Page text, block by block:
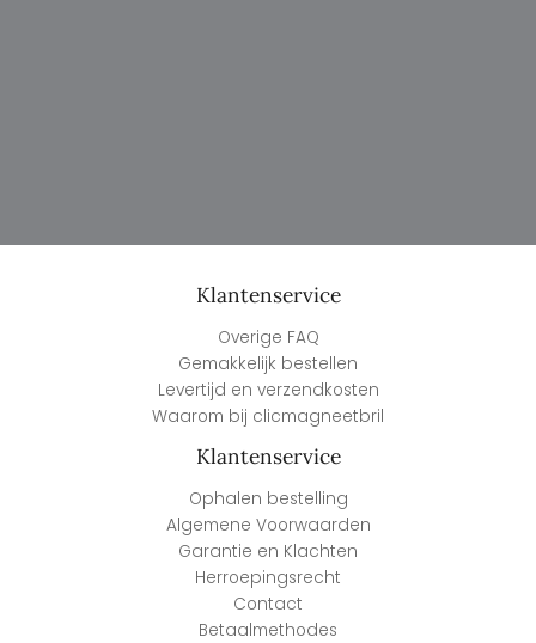
Klantenservice
Overige FAQ
Gemakkelijk bestellen
Levertijd en verzendkosten
Waarom bij clicmagneetbril
Klantenservice
Ophalen bestelling
Algemene Voorwaarden
Garantie en Klachten
Herroepingsrecht
Contact
Betaalmethodes